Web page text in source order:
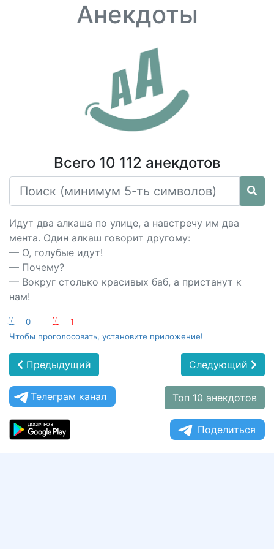
Анекдоты
Всего 10 112 анекдотов
Идут два алкаша по улице, а навстречу им два
мента. Один алкаш говорит другому:
— О, голубые идут!
— Почему?
— Вокруг столько красивых баб, а пристанут к
нам!
:-) 0 :-(
1
Чтобы проголосовать, установите приложение!
Предыдущий Следующий
Телеграм канал Топ 10 анекдотов
Поделиться